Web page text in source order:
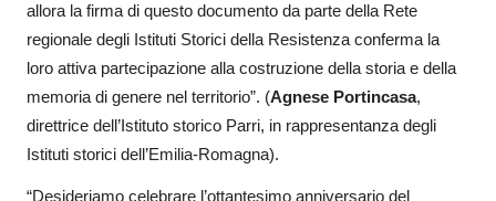
allora la firma di questo documento da parte della Rete
regionale degli Istituti Storici della Resistenza conferma la
loro attiva partecipazione alla costruzione della storia e della
memoria di genere nel territorio”. (Agnese Portincasa,
direttrice dell’Istituto storico Parri, in rappresentanza degli
Istituti storici dell’Emilia-Romagna).
“Desideriamo celebrare l’ottantesimo anniversario del